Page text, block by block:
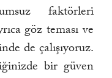
faktörleri
göz teması ve
de çalışıyoruz.
bir güven